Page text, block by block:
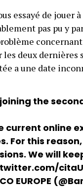
essayé de jouer
pas pu y
concernant
deux dernières
a une date
the
current online
For this
We will
EUROPE